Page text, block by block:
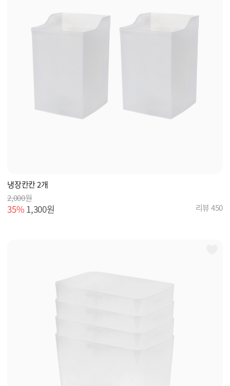
냉장칸칸 2개
2,000원
35% 1,300원 리뷰 450